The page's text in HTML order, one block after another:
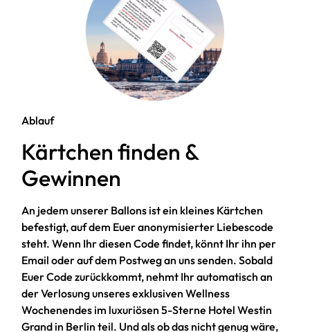
Ablauf
Kärtchen finden &
Gewinnen
An jedem unserer Ballons ist ein kleines Kärtchen
befestigt, auf dem Euer anonymisierter Liebescode
steht. Wenn Ihr diesen Code findet, könnt Ihr ihn per
Email oder auf dem Postweg an uns senden. Sobald
Euer Code zurückkommt, nehmt Ihr automatisch an
der Verlosung unseres exklusiven Wellness
Wochenendes im luxuriösen 5-Sterne Hotel Westin
Grand in Berlin teil. Und als ob das nicht genug wäre,